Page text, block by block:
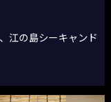
江の島シーキャンド